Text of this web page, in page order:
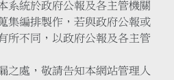
系統於政府公報及各主管機關
集編排製作，若與政府公報或
所不同，以政府公報及各主管
之處，敬請告知本網站管理人